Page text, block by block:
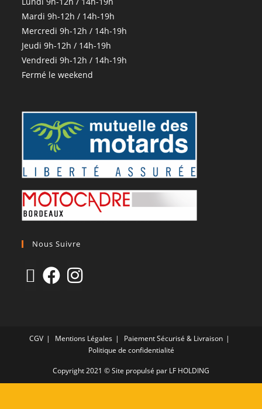
Mardi 9h-12h / 14h-19h
Mercredi 9h-12h / 14h-19h
Jeudi 9h-12h / 14h-19h
Vendredi 9h-12h / 14h-19h
Fermé le weekend
Nous Suivre
CGV Mentions Légales
Paiement Sécurisé & Livraison
Politique de confidentialité
Copyright 2021 © Site propulsé par LF HOLDING